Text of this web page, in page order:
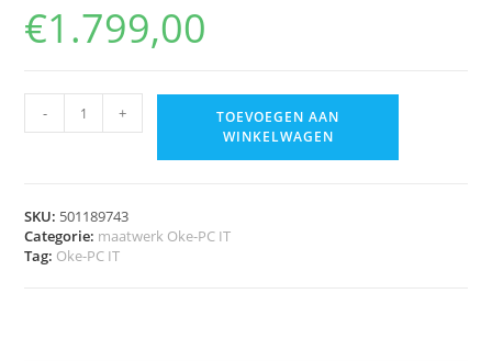
€1.799,00
- +
TOEVOEGEN AAN
WINKELWAGEN
SKU: 501189743
Categorie: maatwerk Oke-PC IT
Tag: Oke-PC IT